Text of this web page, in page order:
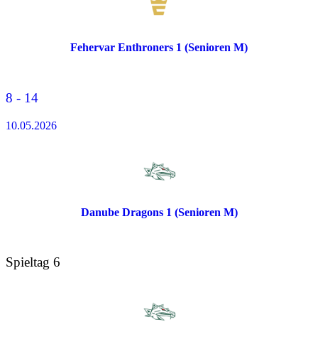
Fehervar Enthroners 1 (Senioren M)
8 - 14
10.05.2026
Danube Dragons 1 (Senioren M)
Spieltag 6